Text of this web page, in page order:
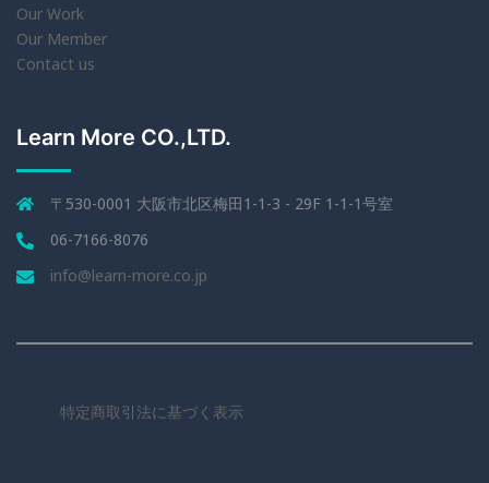
Our Work
Our Member
Contact us
Learn More CO.,LTD.
〒530-0001 大阪市北区梅田1-1-3 - 29F 1-1-1号室
06-7166-8076
info@learn-more.co.jp
特定商取引法に基づく表示